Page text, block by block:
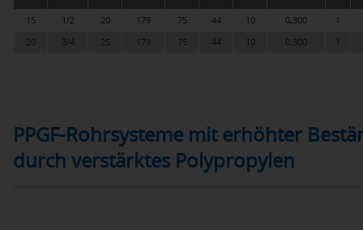
15 1/2 20 179 75 44 10 0,300
1
20
3/4 25 179 75 44 10 0,300 1
PPGF-Rohrsysteme mit erhöhter
durch verstärktes Polypropylen